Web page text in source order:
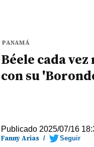
PANAMÁ
Béele cada
con su
Publicado 2025/07/16
Fanny Arias / Seguir